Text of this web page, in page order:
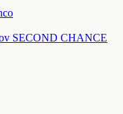
SECOND CHANCE